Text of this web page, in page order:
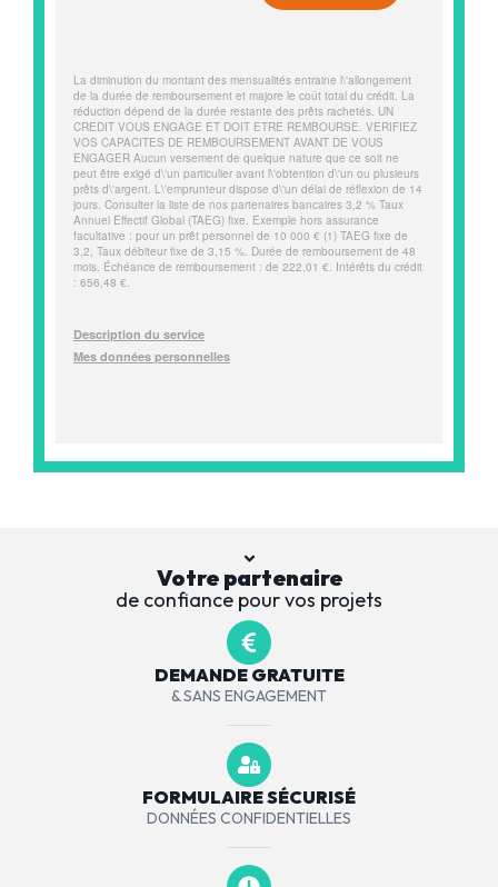
Votre partenaire
de confiance pour vos projets
DEMANDE GRATUITE
& SANS ENGAGEMENT
FORMULAIRE SÉCURISÉ
DONNÉES CONFIDENTIELLES